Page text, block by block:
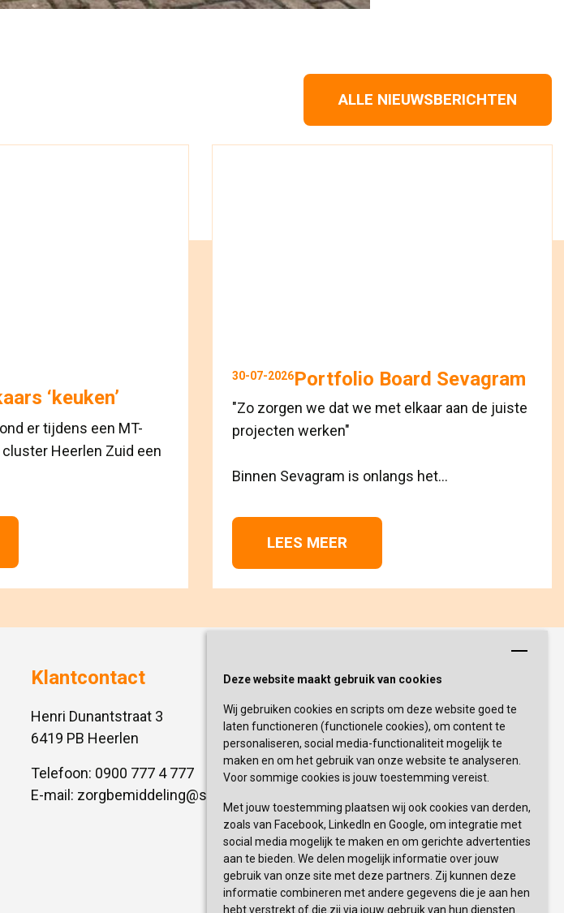
Deze website maakt gebruik van cookies
Wij gebruiken cookies en scripts om deze website goed te
laten functioneren (functionele cookies), om content te
personaliseren, social media-functionaliteit mogelijk te
maken en om het gebruik van onze website te analyseren.
Voor sommige cookies is jouw toestemming vereist.
Met jouw toestemming plaatsen wij ook cookies van derden,
zoals van Facebook, LinkedIn en Google, om integratie met
social media mogelijk te maken en om gerichte advertenties
aan te bieden. We delen mogelijk informatie over jouw
gebruik van onze site met deze partners. Zij kunnen deze
informatie combineren met andere gegevens die je aan hen
hebt verstrekt of die zij via jouw gebruik van hun diensten
ALLE NIEUWSBERICHTEN
‘keuken’
er tijdens een MT-
Heerlen Zuid een
30-07-2026Portfolio Board Sevagram
"Zo zorgen we dat we met elkaar aan de juiste
projecten werken"
Binnen Sevagram is onlangs het...
LEES MEER
Klantcontact
Henri Dunantstraat 3
6419 PB Heerlen
Telefoon: 0900 777 4 777
E-mail: zorgbemiddeling@sevagram.nl
Schrijf je nu in!
Blijf op de hoogte van de laatste
activiteiten en nieuwtjes met onze
nieuwsbrief
INSCHRIJVEN